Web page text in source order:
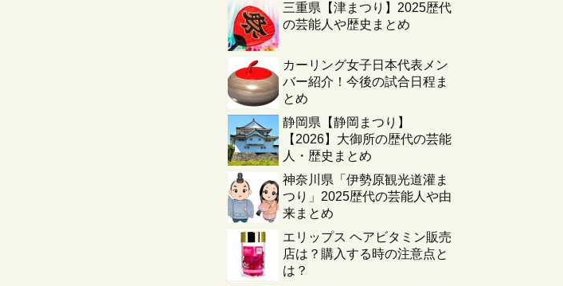
三重県【津まつり】2025歴代
の芸能人や歴史まとめ
カーリング女子日本代表メン
バー紹介！今後の試合日程ま
とめ
静岡県【静岡まつり】
【2026】大御所の歴代の芸能
人・歴史まとめ
神奈川県「伊勢原観光道灌ま
つり」2025歴代の芸能人や由
来まとめ
エリップス ヘアビタミン販売
店は？購入する時の注意点と
は？